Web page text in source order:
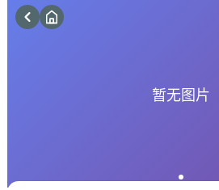
暂无图片